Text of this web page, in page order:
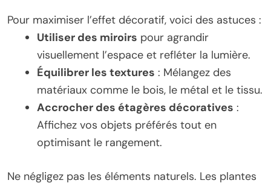
Pour maximiser l’effet décoratif, voici des astuces :
Utiliser des miroirs pour agrandir
visuellement l’espace et refléter la lumière.
Équilibrer les textures : Mélangez des
matériaux comme le bois, le métal et le tissu.
Accrocher des étagères décoratives :
Affichez vos objets préférés tout en
optimisant le rangement.
Ne négligez pas les éléments naturels. Les plantes